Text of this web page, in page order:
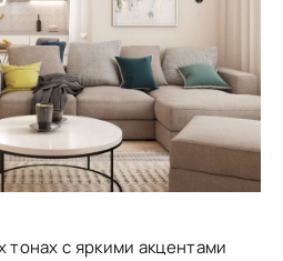
тонах с яркими акцентами